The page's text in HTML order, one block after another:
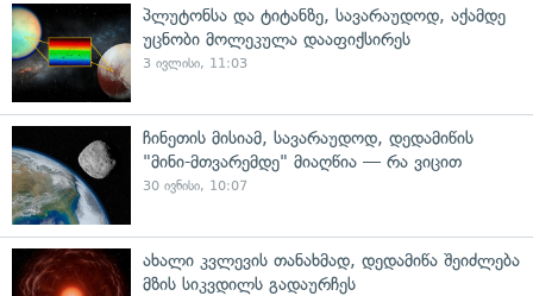
პლუტონსა და ტიტანზე, სავარაუდოდ, აქამდე
უცნობი მოლეკულა დააფიქსირეს
3 ივლისი, 11:03
ჩინეთის მისიამ, სავარაუდოდ, დედამიწის
"მინი-მთვარემდე" მიაღწია — რა ვიცით
30 ივნისი, 10:07
ახალი კვლევის თანახმად, დედამიწა შეიძლება
მზის სიკვდილს გადაურჩეს